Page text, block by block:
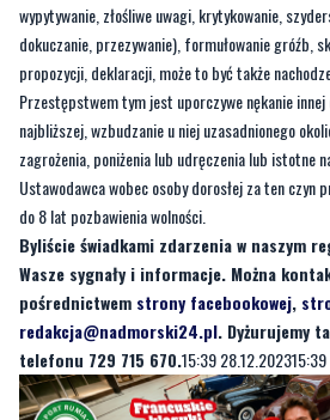
Przestępstwem tym jest uporczywe nękanie innej
najbliższej, wzbudzanie u niej uzasadnionego
zagrożenia, poniżenia lub udręczenia lub istotne
Ustawodawca wobec osoby dorosłej za ten czyn
do 8 lat pozbawienia wolności.
Byliście świadkami zdarzenia w naszym
Wasze sygnały i informacje. Można
pośrednictwemstrony facebookowej
redakcja@nadmorski24.pl. Dyżurujemy
telefonu 729 715 670.15:39